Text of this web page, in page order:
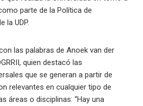
parte de la Política de
la UDP.
las palabras de Anoek van der
quien destacó las
que se generan a partir de
relevantes en cualquier tipo de
áreas o disciplinas: “Hay una